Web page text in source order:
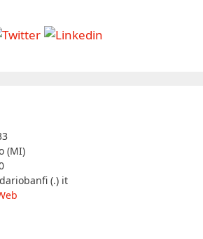
(MI)
(.) it